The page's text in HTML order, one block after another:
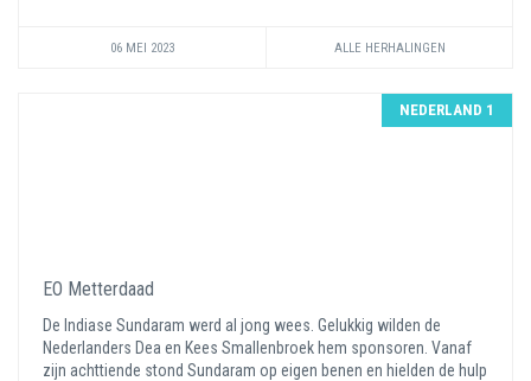
06 MEI 2023 ALLE HERHALINGEN
NEDERLAND 1
EO Metterdaad
De Indiase Sundaram werd al jong wees. Gelukkig wilden de
Nederlanders Dea en Kees Smallenbroek hem sponsoren. Vanaf
zijn achttiende stond Sundaram op eigen benen en hielden de hulp